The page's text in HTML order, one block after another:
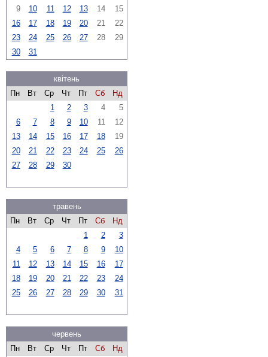
9
10 11 12 13 14
15
16
17 18 19 20 21
22
23
24 25 26 27 28
29
30
31
квітень
Пн
Вт Ср Чт Пт Сб
Нд
1
2 3 4
5
6
7 8 9 10 11
12
13
14 15 16 17 18
19
20
21 22 23 24 25
26
27
28 29 30
травень
Пн
Вт Ср Чт Пт Сб
Нд
1
2
3
4
5 6 7 8 9
10
11
12 13 14 15 16
17
18
19 20 21 22 23
24
25
26 27 28 29 30 31
червень
Пн
Вт Ср Чт Пт Сб
Нд